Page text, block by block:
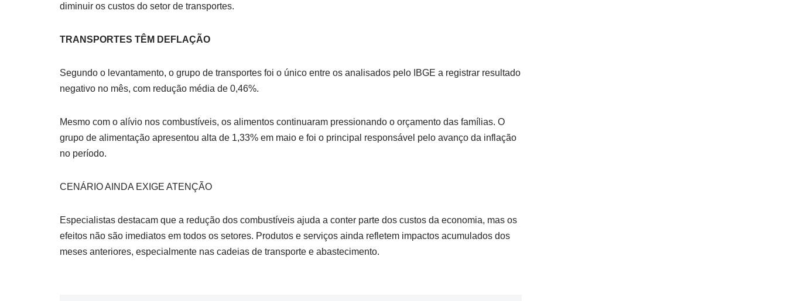
diminuir os custos do setor de transportes.
TRANSPORTES TÊM DEFLAÇÃO
Segundo o levantamento, o grupo de transportes foi o único entre os analisados pelo IBGE a registrar resultado
negativo no mês, com redução média de 0,46%.
Mesmo com o alívio nos combustíveis, os alimentos continuaram pressionando o orçamento das famílias. O
grupo de alimentação apresentou alta de 1,33% em maio e foi o principal responsável pelo avanço da inflação
no período.
CENÁRIO AINDA EXIGE ATENÇÃO
Especialistas destacam que a redução dos combustíveis ajuda a conter parte dos custos da economia, mas os
efeitos não são imediatos em todos os setores. Produtos e serviços ainda refletem impactos acumulados dos
meses anteriores, especialmente nas cadeias de transporte e abastecimento.